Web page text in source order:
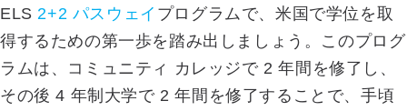
ELS2+2 パスウェイ プログラムで、米国で学位を取
得するための第一歩を踏み出しましょう。このプログ
ラムは、コミュニティ カレッジで 2 年間を修了し、
その後 4 年制大学で 2 年間を修了することで、手頃